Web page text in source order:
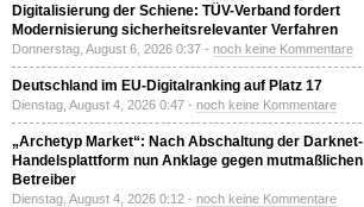
Digitalisierung der Schiene: TÜV-Verband fordert
Modernisierung sicherheitsrelevanter Verfahren
Donnerstag, August 6, 2026 0:37 - noch keine Kommentare
Deutschland im EU-Digitalranking auf Platz 17
Dienstag, August 4, 2026 0:47 - noch keine Kommentare
„Archetyp Market“: Nach Abschaltung der Darknet-
Handelsplattform nun Anklage gegen mutmaßlichen
Betreiber
Dienstag, August 4, 2026 0:12 - noch keine Kommentare